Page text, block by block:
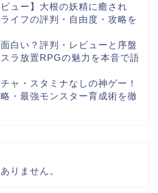
ュー】大根の妖精に癒され
イフの評判・自由度・攻略を
白い？評判・レビューと序盤
ラ放置RPGの魅力を本音で語
ャ・スタミナなしの神ゲー！
・最強モンスター育成術を徹
りません。